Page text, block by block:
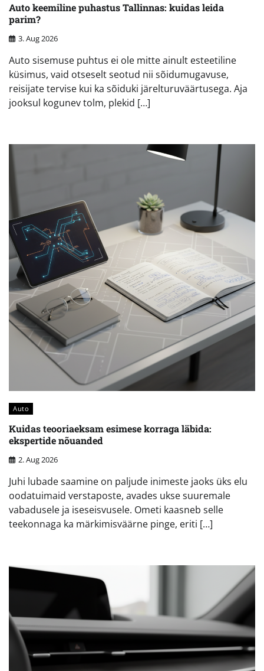
Auto keemiline puhastus Tallinnas: kuidas leida
parim?
3. Aug 2026
Auto sisemuse puhtus ei ole mitte ainult esteetiline
küsimus, vaid otseselt seotud nii sõidumugavuse,
reisijate tervise kui ka sõiduki järelturuväärtusega. Aja
jooksul kogunev tolm, plekid […]
Auto
Kuidas teooriaeksam esimese korraga läbida:
ekspertide nõuanded
2. Aug 2026
Juhi lubade saamine on paljude inimeste jaoks üks elu
oodatuimaid verstaposte, avades ukse suuremale
vabadusele ja iseseisvusele. Ometi kaasneb selle
teekonnaga ka märkimisväärne pinge, eriti […]